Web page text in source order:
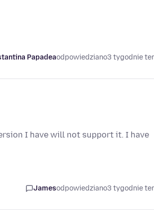
Papadeaodpowiedziano3 tygodnie
I have will not support it. I have
Jamesodpowiedziano3 tygodnie